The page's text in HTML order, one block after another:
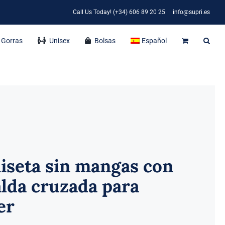
Call Us Today! (+34) 606 89 20 25 info@supri.es
Gorras Unisex Bolsas Español
sin mangas con
cruzada para